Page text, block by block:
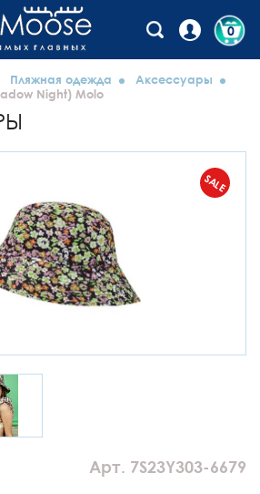
0
Пляжная одежда
Аксессуары
Night) Molo
SALE
Арт. 7S23Y303-6679